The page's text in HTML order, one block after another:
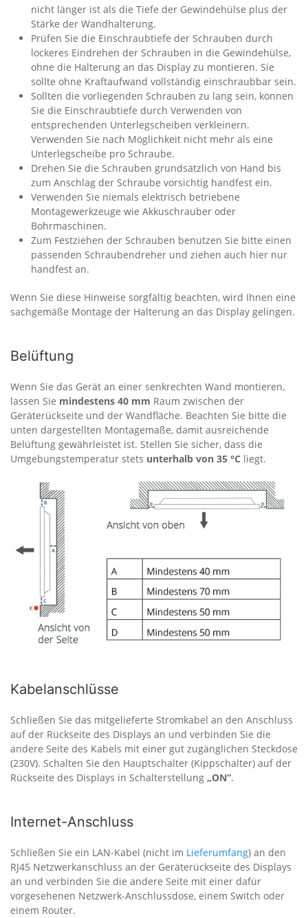
nicht länger ist als die Tiefe der Gewindehülse plus der
Stärke der Wandhalterung.
Prüfen Sie die Einschraubtiefe der Schrauben durch
lockeres Eindrehen der Schrauben in die Gewindehülse,
ohne die Halterung an das Display zu montieren. Sie
sollte ohne Kraftaufwand vollständig einschraubbar sein.
Sollten die vorliegenden Schrauben zu lang sein, können
Sie die Einschraubtiefe durch Verwenden von
entsprechenden Unterlegscheiben verkleinern.
Verwenden Sie nach Möglichkeit nicht mehr als eine
Unterlegscheibe pro Schraube.
Drehen Sie die Schrauben grundsätzlich von Hand bis
zum Anschlag der Schraube vorsichtig handfest ein.
Verwenden Sie niemals elektrisch betriebene
Montagewerkzeuge wie Akkuschrauber oder
Bohrmaschinen.
Zum Festziehen der Schrauben benutzen Sie bitte einen
passenden Schraubendreher und ziehen auch hier nur
handfest an.
Wenn Sie diese Hinweise sorgfältig beachten, wird Ihnen eine
sachgemäße Montage der Halterung an das Display gelingen.
Belüftung
Wenn Sie das Gerät an einer senkrechten Wand montieren,
lassen Sie mindestens 40 mm Raum zwischen der
Geräterückseite und der Wandfläche. Beachten Sie bitte die
unten dargestellten Montagemaße, damit ausreichende
Belüftung gewährleistet ist. Stellen Sie sicher, dass die
Umgebungstemperatur stets unterhalb von 35 °C liegt.
Kabelanschlüsse
Schließen Sie das mitgelieferte Stromkabel an den Anschluss
auf der Rückseite des Displays an und verbinden Sie die
andere Seite des Kabels mit einer gut zugänglichen Steckdose
(230V). Schalten Sie den Hauptschalter (Kippschalter) auf der
Rückseite des Displays in Schalterstellung „ON“.
Internet-Anschluss
Schließen Sie ein LAN-Kabel (nicht im Lieferumfang) an den
RJ45 Netzwerkanschluss an der Geräterückseite des Displays
an und verbinden Sie die andere Seite mit einer dafür
vorgesehenen Netzwerk-Anschlussdose, einem Switch oder
einem Router.